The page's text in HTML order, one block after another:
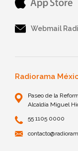
Webmail
Radiorama
Paseo de la
Alcaldía Miguel
55 1105 0000